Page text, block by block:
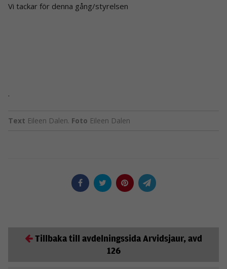
Tillbaka till avdelningssida Arvidsjaur, avd
126
Vi tackar för denna gång/styrelsen
.
Text Eileen Dalen. Foto Eileen Dalen